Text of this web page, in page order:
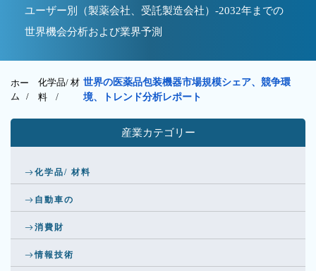
ユーザー別（製薬会社、受託製造会社）-2032年までの
世界機会分析および業界予測
ホー
ム /
化学品/ 材
料/
世界の医薬品包装機器市場規模シェア、競争環
境、トレンド分析レポート
産業カテゴリー
化学品/ 材料
自動車の
消費財
情報技術